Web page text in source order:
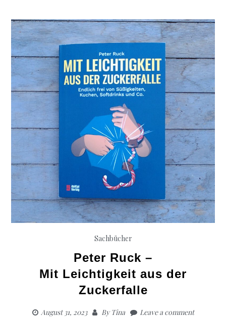
Sachbücher
Peter Ruck –
Mit Leichtigkeit aus der
Zuckerfalle
August 31, 2023 ByTina Leave a comment